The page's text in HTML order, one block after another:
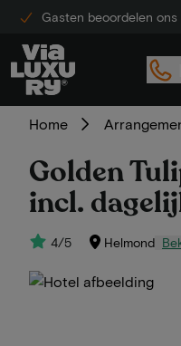
Gasten beoordelen ons
Home
Golden
incl.
4/5 Helmond